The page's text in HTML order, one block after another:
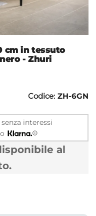
cm in tessuto
- Zhuri
Codice: ZH-6GN
senza interessi
o
al